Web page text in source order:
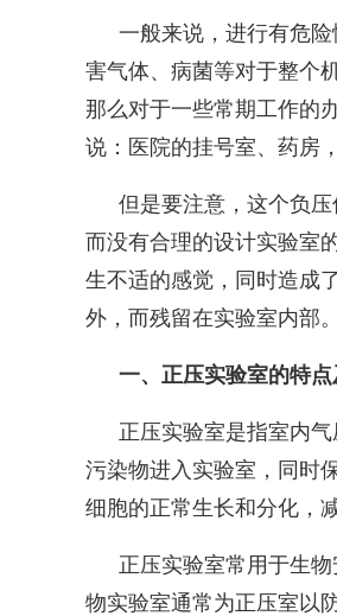
一般来说，进行有危
害气体、病菌等对于整个
那么对于一些常期工作的
说：医院的挂号室、药房
但是要注意，这个负
而没有合理的设计实验室
生不适的感觉，同时造成
外，而残留在实验室内部。
一、 正压实验室的特
正压实验室是指室内
污染物进入实验室，同时
细胞的正常生长和分化，
正压实验室常用于生
物实验室通常为正压室以